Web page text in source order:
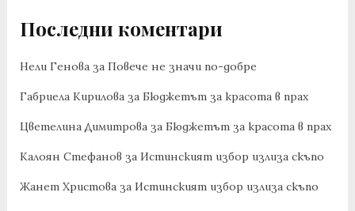
Последни коментари
Нели Генова за Повече не значи по-добре
Габриела Кирилова за Бюджетът за красота в прах
Цветелина Димитрова за Бюджетът за красота в прах
Калоян Стефанов за Истинският избор излиза скъпо
Жанет Христова за Истинският избор излиза скъпо